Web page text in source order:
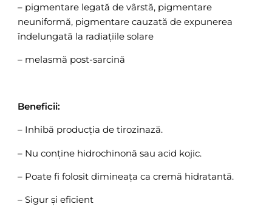
– pigmentare legată de vârstă, pigmentare
neuniformă, pigmentare cauzată de expunerea
îndelungată la radiațiile solare
– melasmă post-sarcină
Beneficii:
– Inhibă producția de tirozinază.
– Nu conține hidrochinonă sau acid kojic.
– Poate fi folosit dimineața ca cremă hidratantă.
– Sigur și eficient